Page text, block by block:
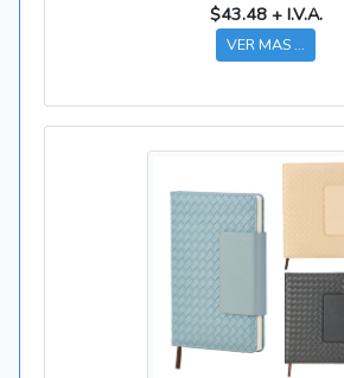
$43.48 + I.V.A.
VER MAS ...